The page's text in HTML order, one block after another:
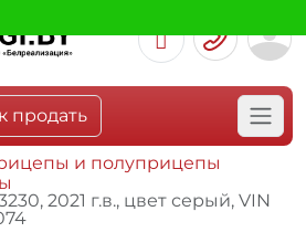
продать
и полуприцепы
2021 г.в., цвет серый, VIN